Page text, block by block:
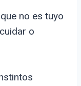
no es tuyo
o